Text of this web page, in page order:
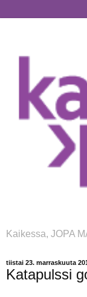
Kaikessa, JOPA
tiistai 23. marraskuuta
Katapulssi